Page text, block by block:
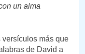
un alma
versículos más que
de David a